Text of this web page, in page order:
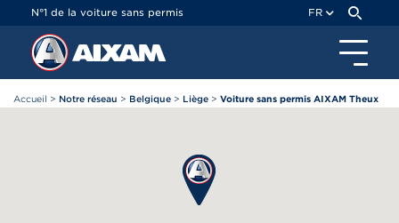
N°1 de la voiture sans permis FR
Accueil > Notre réseau > Belgique > Liège > Voiture sans permis AIXAM Theux
Panneau de gestion des cookies